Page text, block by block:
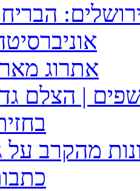
אתרוג
| הצלם
מהקרב על